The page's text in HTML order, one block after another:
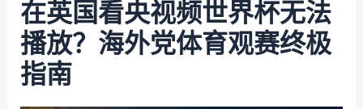
在英国看央视频世界杯无法
播放？海外党体育观赛终极
指南